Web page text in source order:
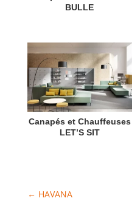
BULLE
Canapés et Chauffeuses
LET’S SIT
← HAVANA